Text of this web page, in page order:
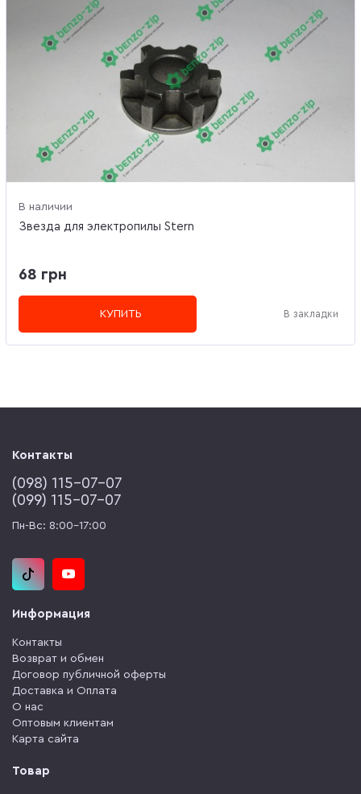
В наличии
Звезда для электропилы Stern
68 грн
КУПИТЬ В закладки
Контакты
(‎098) 115-07-07
(‎099) 115-07-07
Пн-Вс: 8:00-17:00
Информация
Контакты
Возврат и обмен
Договор публичной оферты
Доставка и Оплата
О нас
Оптовым клиентам
Карта сайта
Товар